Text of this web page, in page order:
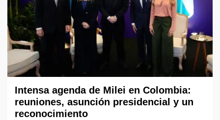
Intensa agenda de Milei en Colombia:
reuniones, asunción presidencial y un
reconocimiento